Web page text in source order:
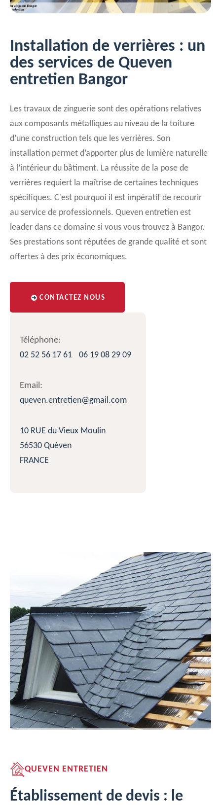
Installation de verrières : un
des services de Queven
entretien Bangor
Les travaux de zinguerie sont des opérations relatives
aux composants métalliques au niveau de la toiture
d’une construction tels que les verrières. Son
installation permet d’apporter plus de lumière naturelle
à l’intérieur du bâtiment. La réussite de la pose de
verrières requiert la maîtrise de certaines techniques
spécifiques. C’est pourquoi il est impératif de recourir
au service de professionnels. Queven entretien est
leader dans ce domaine si vous vous trouvez à Bangor.
Ses prestations sont réputées de grande qualité et sont
offertes à des prix économiques.
CONTACTEZ NOUS
Téléphone:
02 52 56 17 61
06 19 08 29 09
Email:
queven.entretien@gmail.com
10 RUE du Vieux Moulin
56530 Quéven
FRANCE
QUEVEN ENTRETIEN
Établissement de devis : le